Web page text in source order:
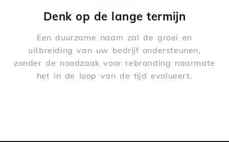
Denk op de lange termijn
Een duurzame naam zal de groei en
uitbreiding van uw bedrijf ondersteunen,
zonder de noodzaak voor rebranding naarmate
het in de loop van de tijd evolueert.